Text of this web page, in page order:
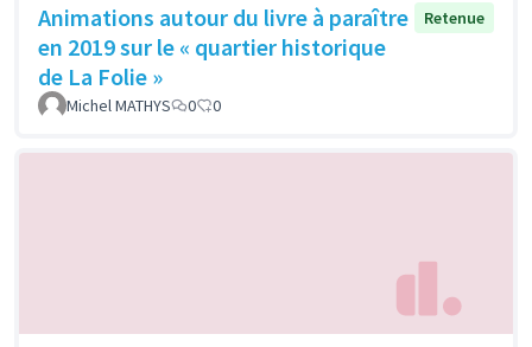
Animations autour du livre à paraître
en 2019 sur le « quartier historique
de La Folie »
Retenue
Michel MATHYS 0 0